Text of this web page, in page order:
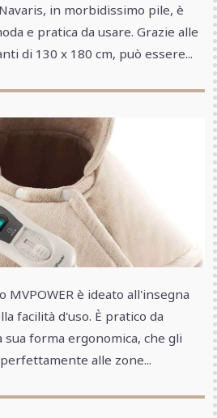
in morbidissimo pile, è
e pratica da usare. Grazie alle
di 130 x 180 cm, può essere...
è ideato all'insegna
facilità d'uso. È pratico da
sua forma ergonomica, che gli
alle zone...